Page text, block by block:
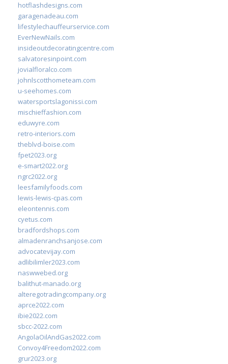
hotflashdesigns.com
garagenadeau.com
lifestylechauffeurservice.com
EverNewNails.com
insideoutdecoratingcentre.com
salvatoresinpoint.com
jovialfloralco.com
johnlscotthometeam.com
u-seehomes.com
watersportslagonissi.com
mischieffashion.com
eduwyre.com
retro-interiors.com
theblvd-boise.com
fpet2023.org
e-smart2022.org
ngrc2022.org
leesfamilyfoods.com
lewis-lewis-cpas.com
eleontennis.com
cyetus.com
bradfordshops.com
almadenranchsanjose.com
advocatevijay.com
adlibilimler2023.com
naswwebed.org
balithut-manado.org
alteregotradingcompany.org
aprce2022.com
ibie2022.com
sbcc-2022.com
AngolaOilAndGas2022.com
Convoy4Freedom2022.com
grur2023.org